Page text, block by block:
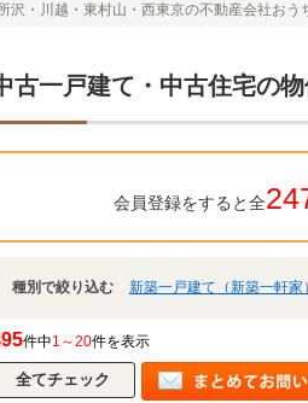
件から探す 学区から探す
グループ会社施工
住宅ローン金利
売却専門館 売却査定実績
住み替え 離婚 不
市 東久留米市
うちLABO 建築事例
うちのリフォーム リフォーム事
要 スタッフ紹介 採
所沢営業所 東所
うちLABO
Q&A マンションカタログ
予約 オンライン相談予約
沢・川越・東村山・西東京の不動産会社おう
古一戸建て・中古住宅の
会員登録をすると全
種別で絞り込む 新築一戸建て（新築一軒家）
件中1～20件を表示